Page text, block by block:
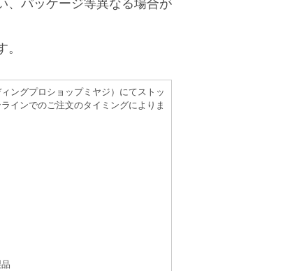
、パッケージ等異なる場合が
ングプロショップミヤジ）にてストッ
インでのご注文のタイミングによりま